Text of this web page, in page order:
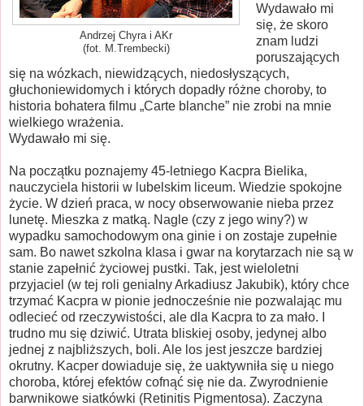
Andrzej Chyra i AKr
(fot. M.Trembecki)
Wydawało mi
się, że skoro
znam ludzi
poruszających
się na wózkach, niewidzących, niedosłyszących,
głuchoniewidomych i których dopadły różne choroby, to
historia bohatera filmu „Carte blanche” nie zrobi na mnie
wielkiego wrażenia.
Wydawało mi się.
Na początku poznajemy 45-letniego Kacpra Bielika,
nauczyciela historii w lubelskim liceum. Wiedzie spokojne
życie. W dzień praca, w nocy obserwowanie nieba przez
lunetę. Mieszka z matką. Nagle (czy z jego winy?) w
wypadku samochodowym ona ginie i on zostaje zupełnie
sam. Bo nawet szkolna klasa i gwar na korytarzach nie są w
stanie zapełnić życiowej pustki. Tak, jest wieloletni
przyjaciel (w tej roli genialny Arkadiusz Jakubik), który chce
trzymać Kacpra w pionie jednocześnie nie pozwalając mu
odlecieć od rzeczywistości, ale dla Kacpra to za mało. I
trudno mu się dziwić. Utrata bliskiej osoby, jedynej albo
jednej z najbliższych, boli. Ale los jest jeszcze bardziej
okrutny. Kacper dowiaduje się, że uaktywniła się u niego
choroba, której efektów cofnąć się nie da. Zwyrodnienie
barwnikowe siatkówki (Retinitis Pigmentosa). Zaczyna